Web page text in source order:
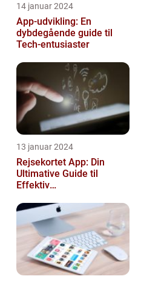
14 januar 2024
App-udvikling: En
dybdegående guide til
Tech-entusiaster
13 januar 2024
Rejsekortet App: Din
Ultimative Guide til
Effektiv